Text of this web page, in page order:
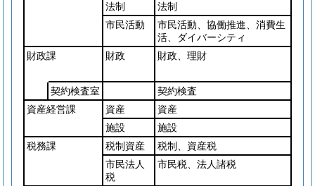
法制
法制
市民活動
市民活動、協働推進、消費生
活、ダイバーシティ
財政課
財政 財政、理財
契約検査室
契約検査
資産経営課
資産
資産
施設
施設
税務課
税制資産
税制、資産税
市民法人
税
市民税、法人諸税